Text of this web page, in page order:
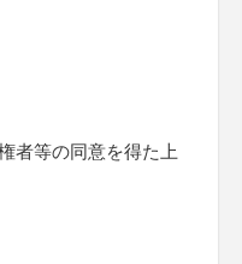
者等の同意を得た上